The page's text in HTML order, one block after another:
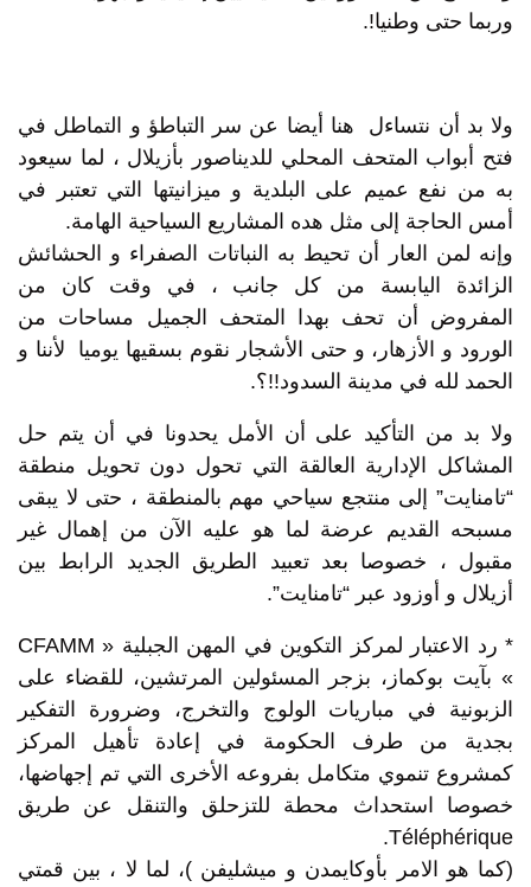
وربما حتى وطنيا!.
ولا بد أن نتساءل هنا أيضا عن سر التباطؤ و التماطل في
فتح أبواب المتحف المحلي للديناصور بأزيلال ، لما سيعود
به من نفع عميم على البلدية و ميزانيتها التي تعتبر في
أمس الحاجة إلى مثل هده المشاريع السياحية الهامة.
وإنه لمن العار أن تحيط به النباتات الصفراء و الحشائش
الزائدة اليابسة من كل جانب ، في وقت كان من
المفروض أن تحف بهدا المتحف الجميل مساحات من
الورود و الأزهار، و حتى الأشجار نقوم بسقيها يوميا لأننا و
الحمد لله في مدينة السدود!!؟.
ولا بد من التأكيد على أن الأمل يحدونا في أن يتم حل
المشاكل الإدارية العالقة التي تحول دون تحويل منطقة
“تامنايت” إلى منتجع سياحي مهم بالمنطقة ، حتى لا يبقى
مسبحه القديم عرضة لما هو عليه الآن من إهمال غير
مقبول ، خصوصا بعد تعبيد الطريق الجديد الرابط بين
أزيلال و أوزود عبر “تامنايت”.
* رد الاعتبار لمركز التكوين في المهن الجبلية « CFAMM
» بآيت بوكماز، بزجر المسئولين المرتشين، للقضاء على
الزبونية في مباريات الولوج والتخرج، وضرورة التفكير
بجدية من طرف الحكومة في إعادة تأهيل المركز
كمشروع تنموي متكامل بفروعه الأخرى التي تم إجهاضها،
خصوصا استحداث محطة للتزحلق والتنقل عن طريق
Téléphérique.
(كما هو الامر بأوكايمدن و ميشليفن )، لما لا ، بين قمتي